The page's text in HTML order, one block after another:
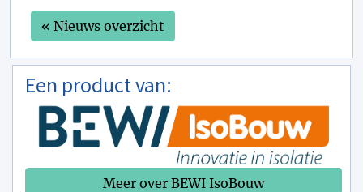
« Nieuws overzicht
Een product van:
Meer over BEWI IsoBouw